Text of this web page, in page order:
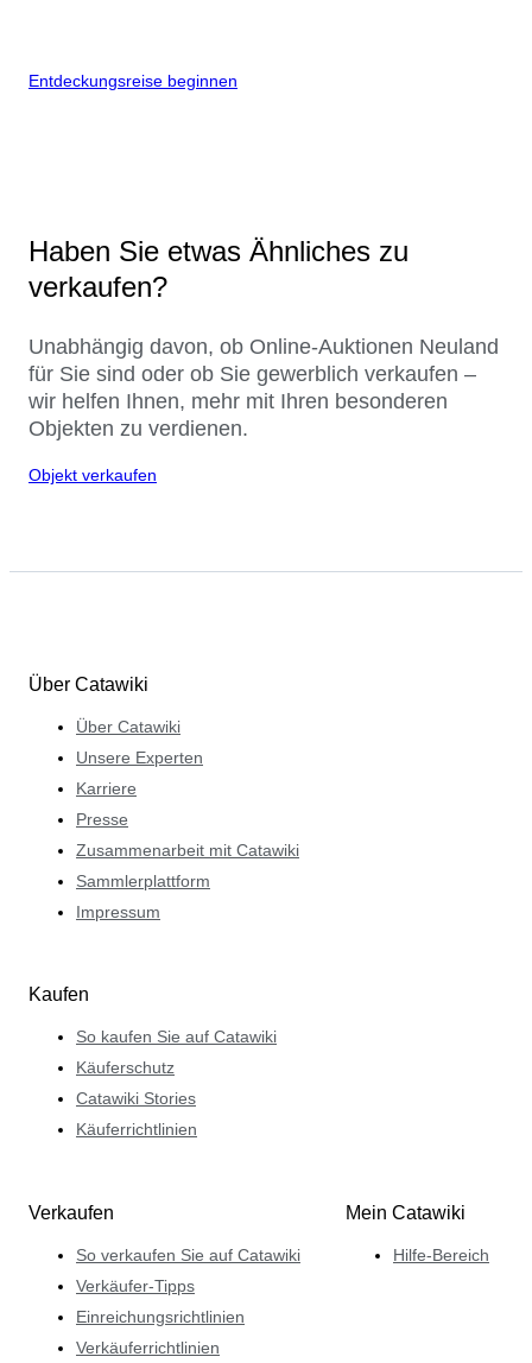
Entdeckungsreise beginnen
Haben Sie etwas Ähnliches zu
verkaufen?
Unabhängig davon, ob Online-Auktionen Neuland
für Sie sind oder ob Sie gewerblich verkaufen –
wir helfen Ihnen, mehr mit Ihren besonderen
Objekten zu verdienen.
Objekt verkaufen
Über Catawiki
Über Catawiki
Unsere Experten
Karriere
Presse
Zusammenarbeit mit Catawiki
Sammlerplattform
Impressum
Kaufen
So kaufen Sie auf Catawiki
Käuferschutz
Catawiki Stories
Käuferrichtlinien
Verkaufen
So verkaufen Sie auf Catawiki
Verkäufer-Tipps
Einreichungsrichtlinien
Verkäuferrichtlinien
Mein Catawiki
Hilfe-Bereich